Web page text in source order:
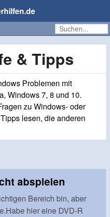
& Tipps
Problemen mit
Windows 7, 8 und 10.
zu Windows- oder
lesen, die anderen
abspielen
Bereich bin, aber
hier eine DVD-R